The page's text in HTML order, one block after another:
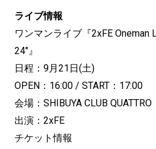
ライブ情報
ワンマンライブ『2xFE Oneman
24″』
日程：9月21日(土)
OPEN：16:00 / START：17:00
会場：SHIBUYA CLUB QUATTRO
出演：2xFE
チケット情報